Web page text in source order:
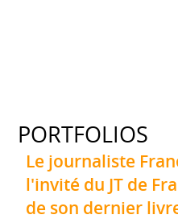
PORTFOLIOS
Le journaliste
l'invité du JT de
de son dernier